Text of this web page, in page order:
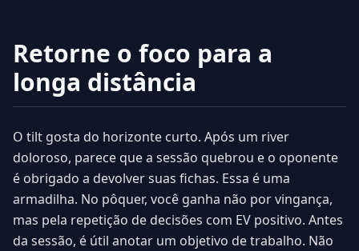
Retorne o foco para a
longa distância
O tilt gosta do horizonte curto. Após um river
doloroso, parece que a sessão quebrou e o oponente
é obrigado a devolver suas fichas. Essa é uma
armadilha. No pôquer, você ganha não por vingança,
mas pela repetição de decisões com EV positivo. Antes
da sessão, é útil anotar um objetivo de trabalho. Não